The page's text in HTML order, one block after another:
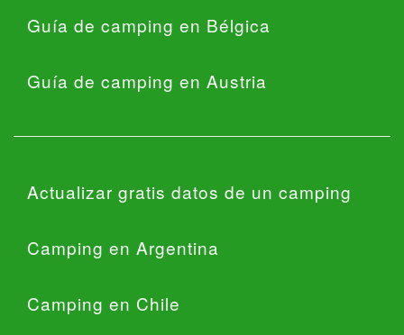
Guía de camping en Bélgica
Guía de camping en Austria
Actualizar gratis datos de un camping
Camping en Argentina
Camping en Chile